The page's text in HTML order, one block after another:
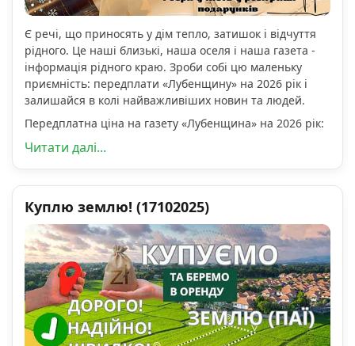
Є речі, що приносять у дім тепло, затишок і відчуття
рідного. Це наші близькі, наша оселя і наша газета -
інформація рідного краю. Зроби собі цю маленьку
приємність: передплати «Лубенщину» на 2026 рік і
залишайся в колі найважливіших новин та людей.
Передплатна ціна на газету «Лубенщина» на 2026 рік:
Читати далі...
Куплю землю! (17102025)